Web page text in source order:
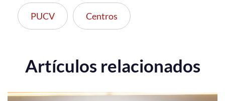
PUCV Centros
Artículos relacionados